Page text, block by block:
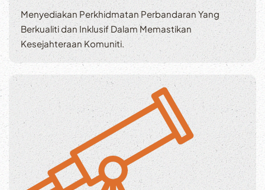
Menyediakan Perkhidmatan Perbandaran Yang
Berkualiti dan Inklusif Dalam Memastikan
Kesejahteraan Komuniti.